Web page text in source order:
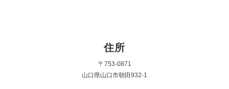
住所
〒753-0871
山口県山口市朝田932-1